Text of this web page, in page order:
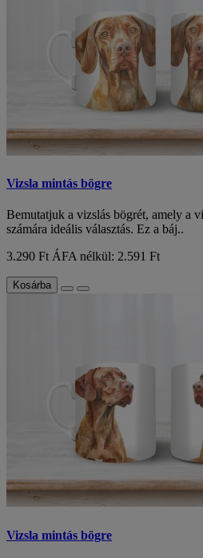
Vizsla mintás bögre
Bemutatjuk a vizslás bögrét, amely a
számára ideális választás. Ez a báj..
3.290 FtÁFA nélkül: 2.591 Ft
Kosárba
Vizsla mintás bögre